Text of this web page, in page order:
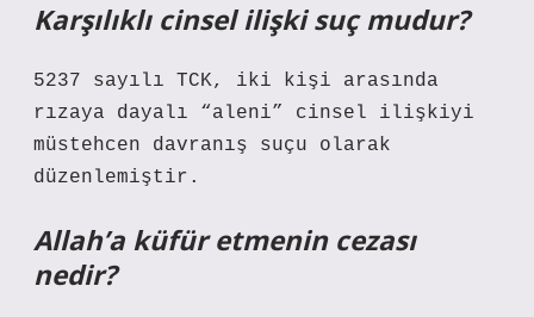
Karşılıklı cinsel ilişki suç mudur?
5237 sayılı TCK, iki kişi arasında
rızaya dayalı “aleni” cinsel ilişkiyi
müstehcen davranış suçu olarak
düzenlemiştir.
Allah’a küfür etmenin cezası
nedir?